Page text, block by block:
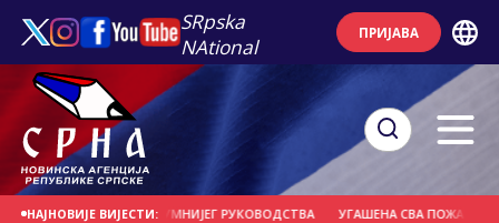
SRpska
NAtional
ПРИЈАВА
НАЈНОВИЈЕ ВИЈЕСТИ:
БЕЗ РАЗУМНИЈЕГ РУКОВОДСТВА УГАШЕНА СВА ПОЖАРИШТА НА